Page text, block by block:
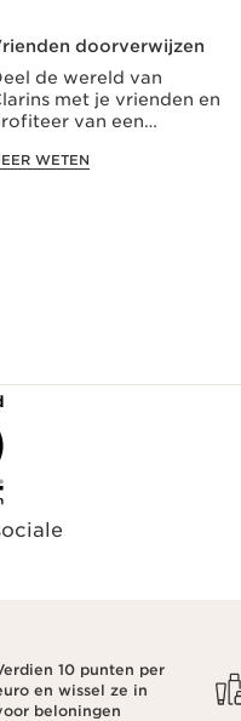
doorverwijzen
de wereld van
met je vrienden en
van een
WETEN
10 punten per
en wissel ze in
beloningen